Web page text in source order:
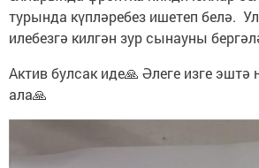
турында күпләребез ишетеп белә.
илебезгә килгән зур сынауны
Актив булсак иде🙏 Әлеге изге эштә
ала🙏